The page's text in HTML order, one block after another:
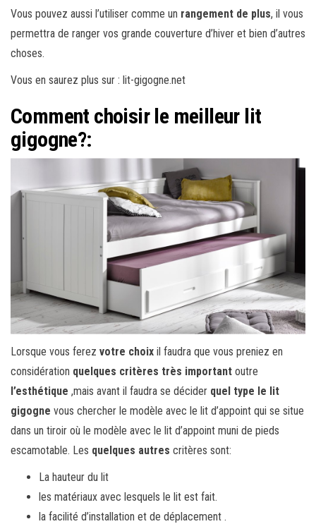
Vous pouvez aussi l’utiliser comme un rangement de plus, il vous
permettra de ranger vos grande couverture d’hiver et bien d’autres
choses.
Vous en saurez plus sur : lit-gigogne.net
Comment choisir le meilleur lit
gigogne?:
Lorsque vous ferez votre choix il faudra que vous preniez en
considération quelques critères très important outre
l’esthétique ,mais avant il faudra se décider quel type le lit
gigogne vous chercher le modèle avec le lit d’appoint qui se situe
dans un tiroir où le modèle avec le lit d’appoint muni de pieds
escamotable. Les quelques autres critères sont:
La hauteur du lit
les matériaux avec lesquels le lit est fait.
la facilité d’installation et de déplacement .